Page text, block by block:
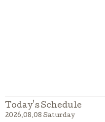
Today's Schedule
2026.08.08 Saturday